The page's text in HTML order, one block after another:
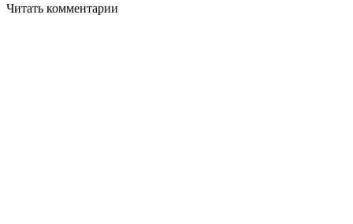
Читать комментарии